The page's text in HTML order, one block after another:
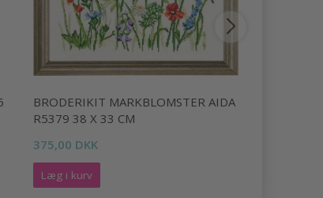
BRODERIKIT MARKBLOMSTER AIDA
R5379 38 X 33 CM
375,00 DKK
Læg i kurv